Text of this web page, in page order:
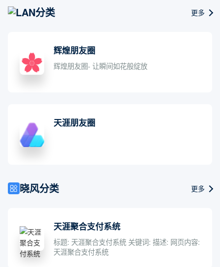
LAN分类 更多
辉煌朋友圈
辉煌朋友圈- 让瞬间如花般绽放
天涯朋友圈
晓风分类 更多
天涯聚合支付系统
标题: 天涯聚合支付系统 关键词: 描述: 网页内容:
天涯聚合支付系统